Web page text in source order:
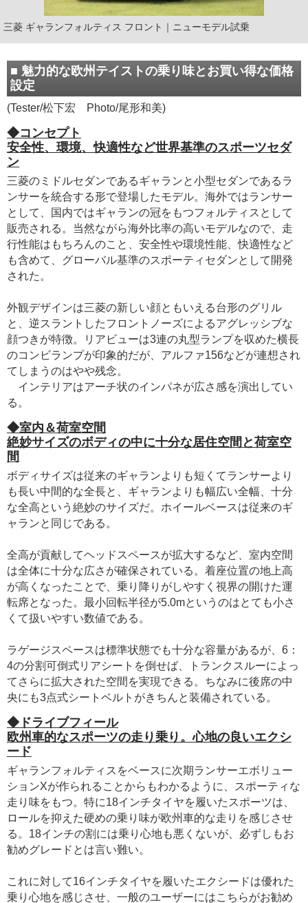
三菱 ギャランフォルティス フロント｜ニューモデル試乗
■ 魅力的な欧州テイストの乗り味とお買い得な価格
設定
(Tester/松下宏 Photo/尾形和美)
◆コンセプト
安全性、環境、快適性など世界基準のスポーツセダ
ン
三菱のミドルセダンであるギャランと小型セダンであるラ
ンサーを統合する形で登場したモデル。海外ではランサー
として、国内ではギャランの冠をもつフォルティスとして
販売される。当然ながら海外比率の高いモデルなので、走
行性能はもちろんのこと、安全性や環境性能、快適性など
も含めて、グローバル基準のスポーティセダンとして開発
された。
外観デザインは三菱の新しい顔ともいえる台形のグリル
と、逆スラントしたフロントノーズによるアグレッシブな
顔つきが特徴。リアビューは3連の丸型ランプを収めた横長
のコンビランプが印象的だが、アルファ156などが連想され
てしまうのはやや残念。
インテリアはアーチ状のインパネが広さ感を演出してい
る。
◆室内＆荷室空間
絶妙サイズのボディの中に十分な居住空間と荷室空
間
ボディサイズは従来のギャランよりも短くてランサーより
も長い中間的な全長と、ギャランよりも幅広い全幅、十分
な全高という絶妙のサイズだ。ホイールベースは従来のギ
ャランと同じである。
全高が貢献してヘッドスペースが拡大するなど、室内空間
は全体に十分な広さが確保されている。着座位置の地上高
が高くなったことで、乗り降りがしやすく視界の開けた運
転席となった。最小回転半径が5.0mというのはとても小さ
くて扱いやすい数値である。
ラゲージスペースは標準状態でも十分な容量があるが、6：
4の分割可倒式リアシートを倒せば、トランクスルーによっ
てさらに拡大された空間を実現できる。ちなみに後席の中
央にも3点式シートベルトがきちんと装備されている。
◆ドライブフィール
欧州車的なスポーツの走り乗り。心地の良いエクシ
ード
ギャランフォルティスをベースに次期ランサーエボリュー
ションXが作られることからもわかるように、スポーティな
走り味をもつ。特に18インチタイヤを履いたスポーツは、
ロールを抑えた硬めの乗り味が欧州車的な走りを感じさせ
る。18インチの割には乗り心地も悪くないが、必ずしもお
勧めグレードとは言い難い。
これに対して16インチタイヤを履いたエクシードは優れた
乗り心地を感じさせ、一般のユーザーにはこちらがお勧め